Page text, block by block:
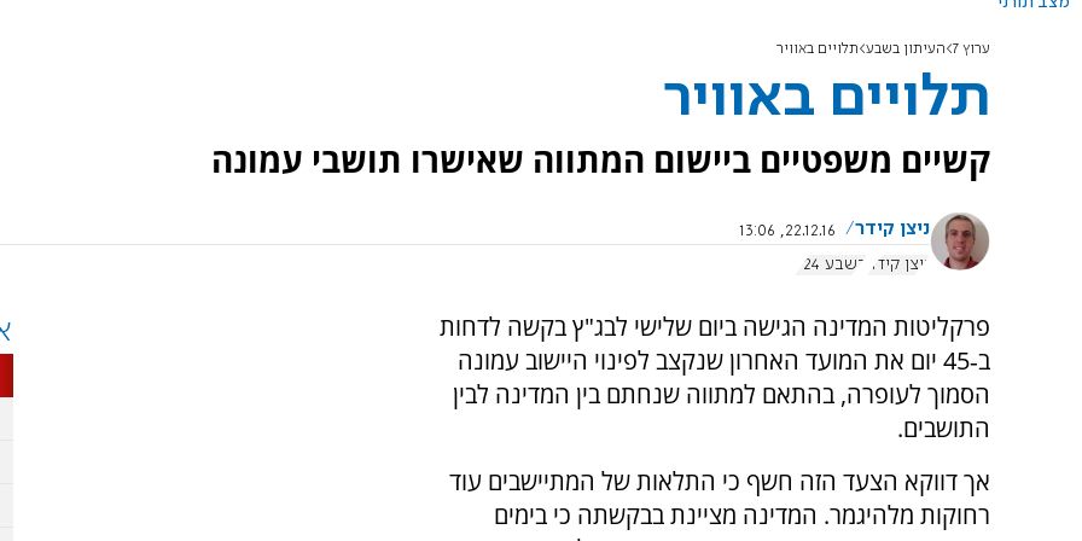
ערוץ 7 העיתון בשבע תלויים באוויר
תלויים באוויר
קשיים משפטיים ביישום המתווה שאישרו תושבי עמונה
ניצן קידר
22.12.16, 13:06
ניצן קידר בשבע 724
פרקליטות המדינה הגישה ביום שלישי לבג"ץ בקשה לדחות
ב‑45 יום את המועד האחרון שנקצב לפינוי היישוב עמונה
הסמוך לעופרה, בהתאם למתווה שנחתם בין המדינה לבין
התושבים.
אך דווקא הצעד הזה חשף כי התלאות של המתיישבים עוד
רחוקות מלהיגמר. המדינה מציינת בבקשתה כי בימים